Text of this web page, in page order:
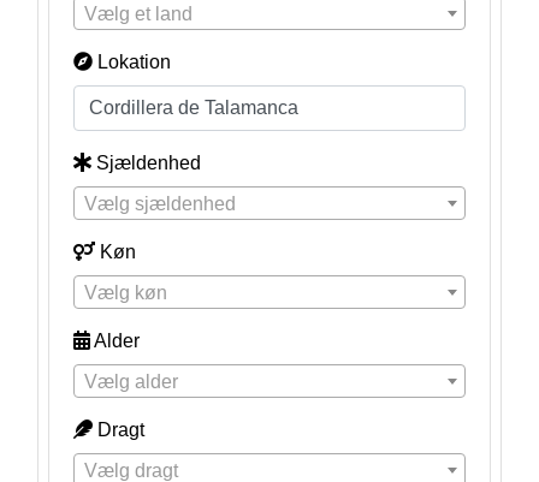
Vælg et land
Lokation
Sjældenhed
Vælg sjældenhed
Køn
Vælg køn
Alder
Vælg alder
Dragt
Vælg dragt